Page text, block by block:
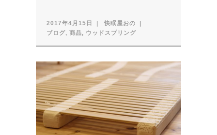
2017年4月15日
快眠屋おの
ブログ, 商品, ウッドスプリング